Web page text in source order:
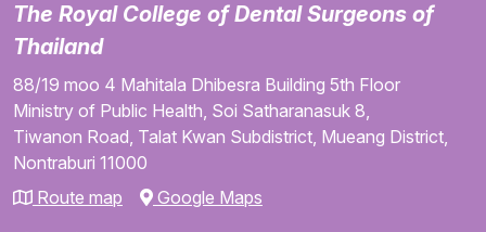
The Royal College of Dental Surgeons of
Thailand
88/19 moo 4 Mahitala Dhibesra Building 5th Floor
Ministry of Public Health, Soi Satharanasuk 8,
Tiwanon Road, Talat Kwan Subdistrict, Mueang District,
Nontraburi 11000
Route map
Google Maps